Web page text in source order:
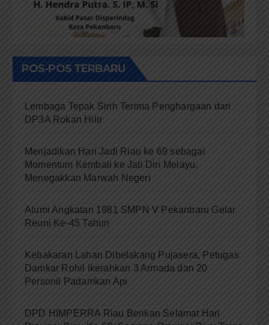
POS-POS TERBARU
Lembaga Tepak Sirih Terima Penghargaan dari
DP3A Rokan Hilir
Menjadikan Hari Jadi Riau ke 69 sebagai
Momentum Kembali ke Jati Diri Melayu,
Menegakkan Marwah Negeri
Alumi Angkatan 1981 SMPN V Pekanbaru Gelar
Reuni Ke-45 Tahun
Kebakaran Lahan Dibelakang Pujasera, Petugas
Damkar Rohil ikerahkan 3 Armada dan 20
Personil Padamkan Api
DPD HIMPERRA Riau Berikan Selamat Hari